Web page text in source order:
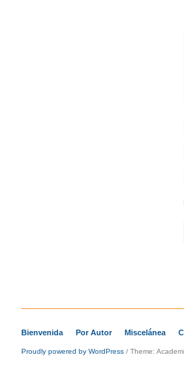
Bienvenida Por Autor Miscelánea
Proudly powered by WordPress / Theme: